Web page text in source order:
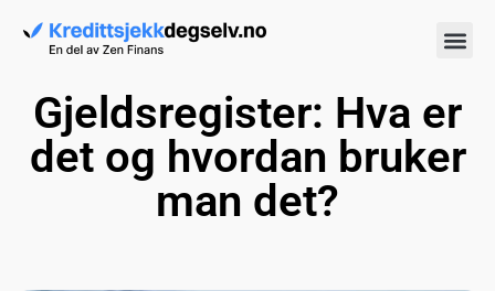
Gjeldsregister: Hva er
det og hvordan bruker
man det?